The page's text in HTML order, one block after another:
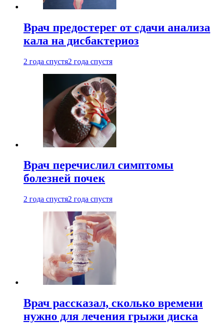
Врач предостерег от сдачи анализа
кала на дисбактериоз
2 года спустя2 года спустя
Врач перечислил симптомы
болезней почек
2 года спустя2 года спустя
Врач рассказал, сколько времени
нужно для лечения грыжи диска